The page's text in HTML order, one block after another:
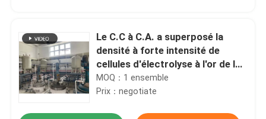
Le C.C à C.A. a superposé la
densité à forte intensité de
cellules d'électrolyse à l'or de la
pureté 99,999%
MOQ：1 ensemble
Prix：negotiate